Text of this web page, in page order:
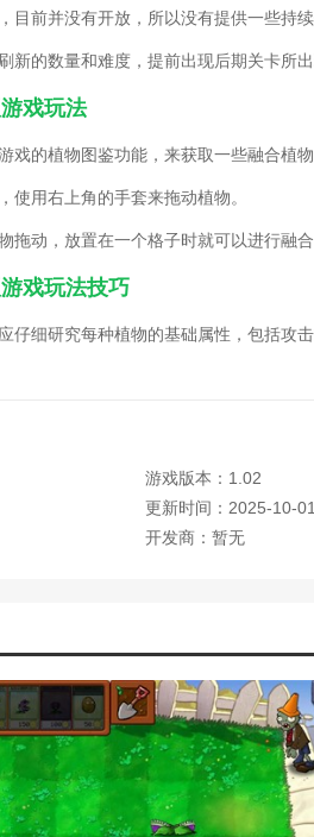
目前并没有开放，所以没有提供一些持
新的数量和难度，提前出现后期关卡所
戏玩法
戏的植物图鉴功能，来获取一些融合植物
使用右上角的手套来拖动植物。
拖动，放置在一个格子时就可以进行融合
戏玩法技巧
仔细研究每种植物的基础属性，包括攻
键资源，其重要性不言而喻，在游戏前
还需要留意僵尸的拼接规律，提前预判
”这样的强力敌人，可以使用高伤害植物
拼接版 官网正版的 手机游戏 ，欢迎
游戏版本：1.02
更新时间：2025-10-
开发商：暂无